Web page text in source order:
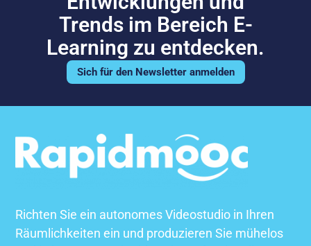
Trends im Bereich E-
Learning zu entdecken.
Sich für den Newsletter anmelden
Richten Sie ein autonomes Videostudio in Ihren
Räumlichkeiten ein und produzieren Sie mühelos